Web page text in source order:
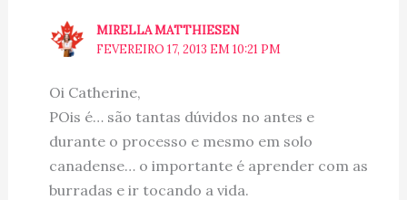
MIRELLA MATTHIESEN
FEVEREIRO 17, 2013 EM 10:21 PM
Oi Catherine,
POis é… são tantas dúvidos no antes e
durante o processo e mesmo em solo
canadense… o importante é aprender com as
burradas e ir tocando a vida.